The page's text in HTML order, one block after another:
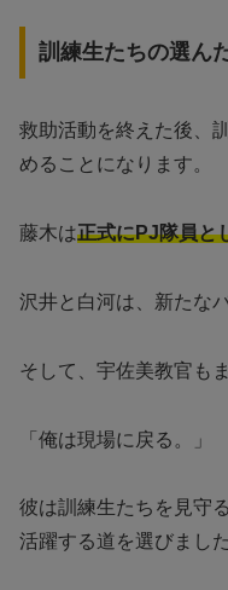
訓練生たちの選ん
救助活動を終えた後、
めることになります。
藤木は正式にPJ隊員と
沢井と白河は、新たな
そして、宇佐美教官も
「俺は現場に戻る。」
彼は訓練生たちを見守
活躍する道を選びました